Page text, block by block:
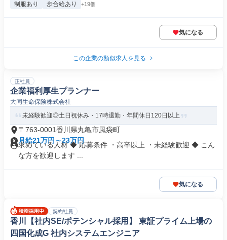
制服あり 歩合給あり +19個
気になる
この企業の類似求人を見る
正社員
企業福利厚生プランナー
大同生命保険株式会社
未経験歓迎◎土日祝休み・17時退勤・年間休日120日以上
〒763-0001香川県丸亀市風袋町
月給21万円～23万円
求めている人材 ◆ 応募条件 ・高卒以上 ・未経験歓迎 ◆ こん
な方を歓迎します ...
気になる
契約社員
香川【社内SE/ポテンシャル採用】 東証プライム上場の
四国化成G 社内システムエンジニア